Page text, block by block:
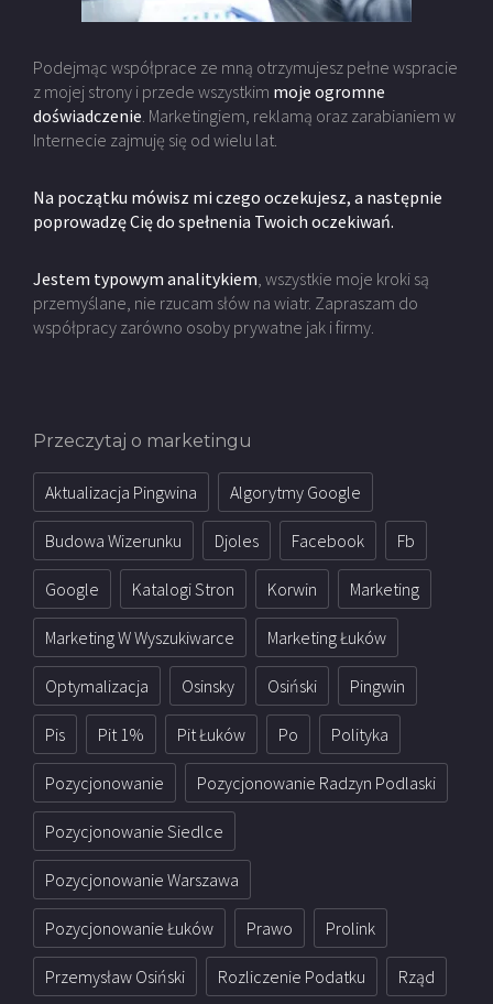
Podejmąc współprace ze mną otrzymujesz pełne wspracie
z mojej strony i przede wszystkim moje ogromne
doświadczenie. Marketingiem, reklamą oraz zarabianiem w
Internecie zajmuję się od wielu lat.
Na początku mówisz mi czego oczekujesz, a następnie
poprowadzę Cię do spełnenia Twoich oczekiwań.
Jestem typowym analitykiem, wszystkie moje kroki są
przemyślane, nie rzucam słów na wiatr. Zapraszam do
współpracy zarówno osoby prywatne jak i firmy.
Przeczytaj o marketingu
Aktualizacja Pingwina Algorytmy Google
Budowa Wizerunku Djoles Facebook Fb
Google Katalogi Stron Korwin Marketing
Marketing W Wyszukiwarce Marketing Łuków
Optymalizacja Osinsky Osiński Pingwin
Pis Pit 1% Pit Łuków Po Polityka
Pozycjonowanie Pozycjonowanie Radzyn Podlaski
Pozycjonowanie Siedlce
Pozycjonowanie Warszawa
Pozycjonowanie Łuków Prawo Prolink
Przemysław Osiński Rozliczenie Podatku Rząd